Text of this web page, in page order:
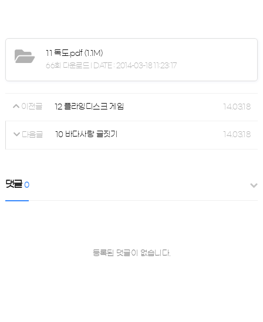
11 독도.pdf(1.1M)
66회 다운로드 | DATE : 2014-03-18 11:23:17
이전글 12 플라잉디스크 게임 14.03.18
다음글 10 바다사랑 글짓기 14.03.18
댓글0
등록된 댓글이 없습니다.